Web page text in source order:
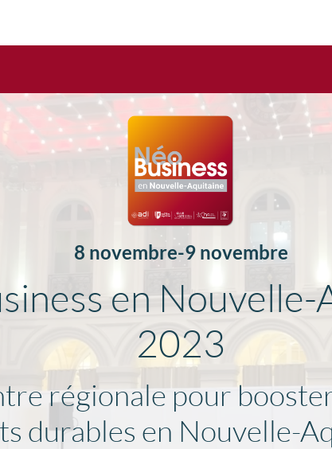
8 novembre 9 novembre
en Nouvelle-
2023
régionale pour
durables en Nouvelle-